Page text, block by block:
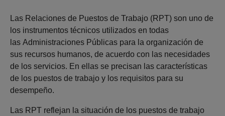
Las Relaciones de Puestos de Trabajo (RPT) son uno de
los instrumentos técnicos utilizados en todas
las Administraciones Públicas para la organización de
sus recursos humanos, de acuerdo con las necesidades
de los servicios. En ellas se precisan las características
de los puestos de trabajo y los requisitos para su
desempeño.
Las RPT reflejan la situación de los puestos de trabajo